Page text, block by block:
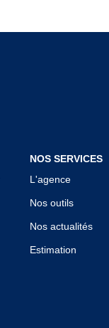
NOS SERVICES
L'agence
Nos outils
Nos actualités
Estimation